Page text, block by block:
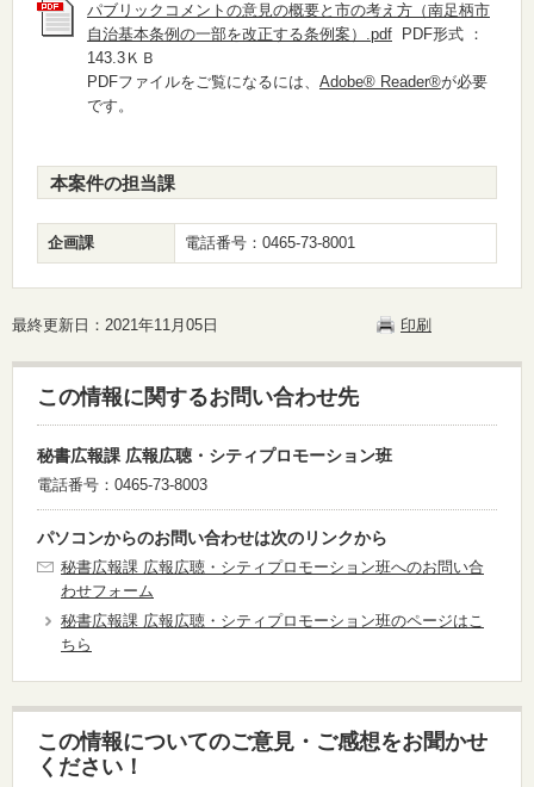
パブリックコメントの意見の概要と市の考え方（南足柄市
自治基本条例の一部を改正する条例案）.pdf PDF形式 ：
143.3ＫＢ
PDFファイルをご覧になるには、 Adobe® Reader®が必要
です。
本案件の担当課
企画課 電話番号：0465-73-8001
最終更新日：2021年11月05日 印刷
この情報に関するお問い合わせ先
秘書広報課 広報広聴・シティプロモーション班
電話番号：0465-73-8003
パソコンからのお問い合わせは次のリンクから
秘書広報課 広報広聴・シティプロモーション班へのお問い合
わせフォーム
秘書広報課 広報広聴・シティプロモーション班のページはこ
ちら
この情報についてのご意見・ご感想をお聞かせ
ください！